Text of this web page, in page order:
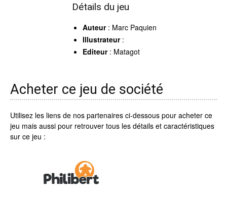
Détails du jeu
Auteur: Marc Paquien
Illustrateur:
Editeur: Matagot
Acheter ce jeu de société
Utilisez les liens de nos partenaires ci-dessous pour acheter ce
jeu mais aussi pour retrouver tous les détails et caractéristiques
sur ce jeu :